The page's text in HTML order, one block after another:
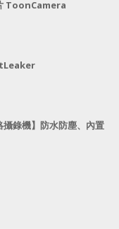
ToonCamera
錄機】防水防塵、內置